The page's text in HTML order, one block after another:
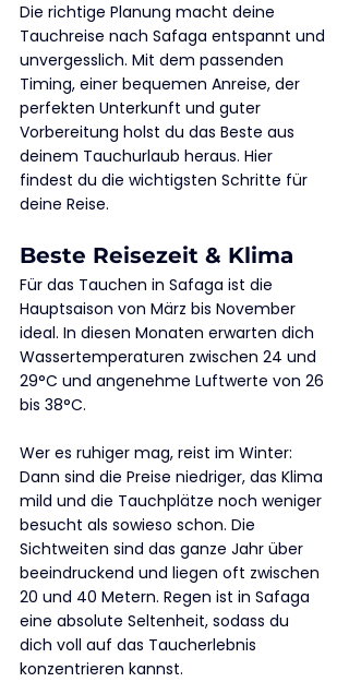
Die richtige Planung macht deine
Tauchreise nach Safaga entspannt und
unvergesslich. Mit dem passenden
Timing, einer bequemen Anreise, der
perfekten Unterkunft und guter
Vorbereitung holst du das Beste aus
deinem Tauchurlaub heraus. Hier
findest du die wichtigsten Schritte für
deine Reise.
Beste Reisezeit & Klima
Für das Tauchen in Safaga ist die
Hauptsaison von März bis November
ideal. In diesen Monaten erwarten dich
Wassertemperaturen zwischen 24 und
29°C und angenehme Luftwerte von 26
bis 38°C.
Wer es ruhiger mag, reist im Winter:
Dann sind die Preise niedriger, das Klima
mild und die Tauchplätze noch weniger
besucht als sowieso schon. Die
Sichtweiten sind das ganze Jahr über
beeindruckend und liegen oft zwischen
20 und 40 Metern. Regen ist in Safaga
eine absolute Seltenheit, sodass du
dich voll auf das Taucherlebnis
konzentrieren kannst.